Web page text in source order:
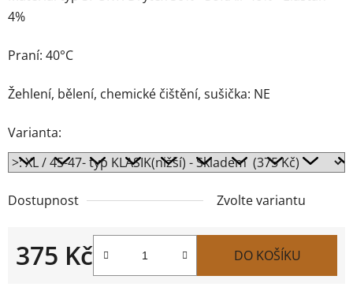
4%
Praní: 40°C
Žehlení, bělení, chemické čištění, sušička: NE
Varianta:
Dostupnost Zvolte variantu
375 Kč DO KOŠÍKU